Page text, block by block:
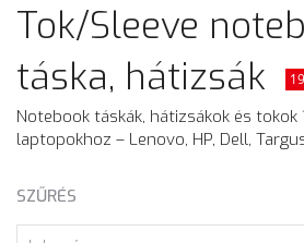
Tok/Sleeve
táska, hátizsák
19
Notebook táskák, hátizsákok és tokok
laptopokhoz – Lenovo, HP, Dell,
SZŰRÉS